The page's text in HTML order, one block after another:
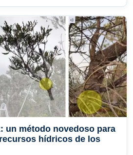
un método novedoso para
hídricos de los